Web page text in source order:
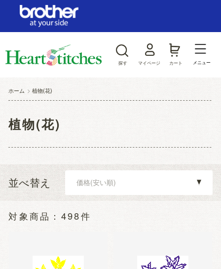
探す マイページ カート メニュー
ホーム >植物(花)
植物(花)
並べ替え
498件
ログイン/新規会員登録